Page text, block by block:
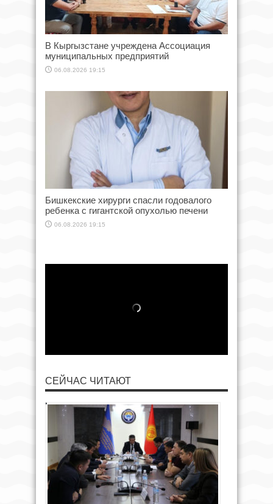
В Кыргызстане учреждена Ассоциация
муниципальных предприятий
06.08.2026 19:15
Бишкекские хирурги спасли годовалого
ребенка с гигантской опухолью печени
06.08.2026 19:15
СЕЙЧАС ЧИТАЮТ